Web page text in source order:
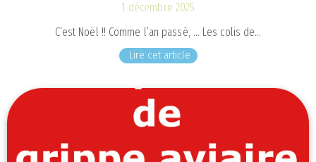
1 décembre 2025
C’est Noël !! Comme l’an passé, … Les colis de…
Lire cet article